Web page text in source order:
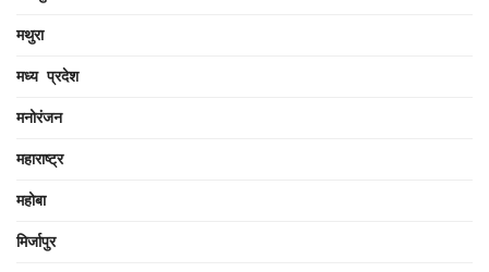
मथुरा
मध्य प्रदेश
मनोरंजन
महाराष्ट्र
महोबा
मिर्जापुर